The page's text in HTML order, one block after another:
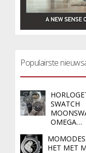
Populairste
SWATCH
OMEGA…
HET MET